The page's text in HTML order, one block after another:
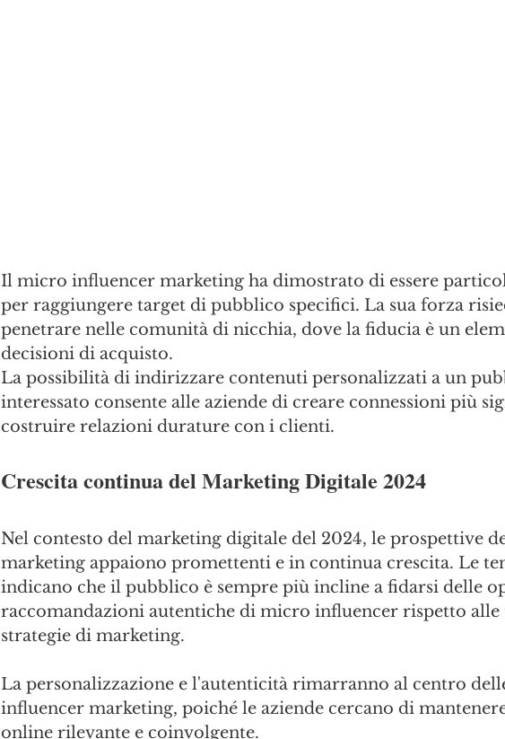
Il micro influencer marketing ha dimostrato di essere
per raggiungere target di pubblico specifici. La sua forza
penetrare nelle comunità di nicchia, dove la fiducia è un
decisioni di acquisto.
La possibilità di indirizzare contenuti personalizzati a un
interessato consente alle aziende di creare connessioni più
costruire relazioni durature con i clienti.
Crescita continua del Marketing Digitale 2024
Nel contesto del marketing digitale del 2024, le prospettive
marketing appaiono promettenti e in continua crescita. Le
indicano che il pubblico è sempre più incline a fidarsi delle
raccomandazioni autentiche di micro influencer rispetto
strategie di marketing.
La personalizzazione e l'autenticità rimarranno al centro
influencer marketing, poiché le aziende cercano di
online rilevante e coinvolgente.